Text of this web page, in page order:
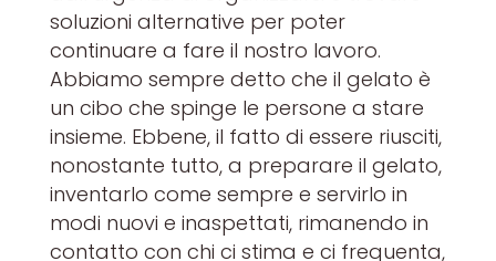
soluzioni alternative per poter
continuare a fare il nostro lavoro.
Abbiamo sempre detto che il gelato è
un cibo che spinge le persone a stare
insieme. Ebbene, il fatto di essere riusciti,
nonostante tutto, a preparare il gelato,
inventarlo come sempre e servirlo in
modi nuovi e inaspettati, rimanendo in
contatto con chi ci stima e ci frequenta,